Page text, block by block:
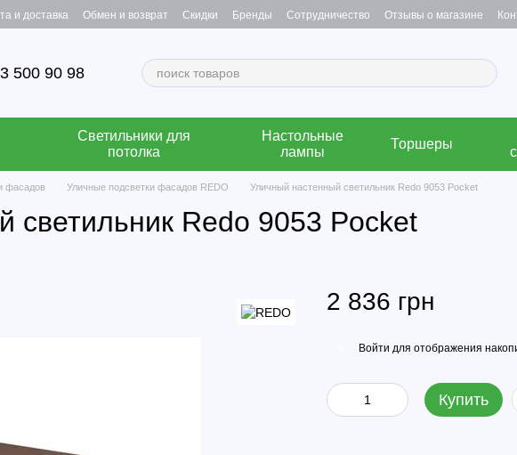
и доставка Обмен и возврат Скидки Бренды Сотрудничество Отзывы о магазине
500 90 98
Светильники для
потолка
Настольные
лампы
Торшеры
фасадов Уличные подсветки фасадов REDO Уличный настенный светильник Redo 9053 Pocket
светильник Redo 9053 Pocket
2 836 грн
Войти для отображения
Купить